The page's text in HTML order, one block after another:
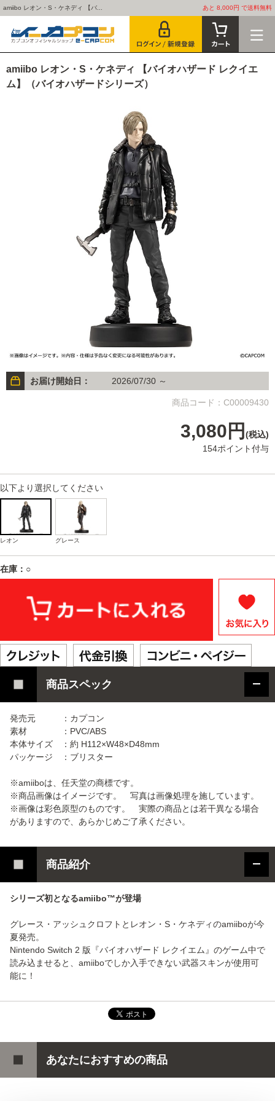
amiibo レオン・S・ケネディ 【バ... あと 8,000円 で送料無料
amiibo レオン・S・ケネディ 【バイオハザード レクイエ
ム】（バイオハザードシリーズ）
お届け開始日： 2026/07/30 ～
商品コード：C00009430
3,080円 (税込)
154ポイント付与
以下より選択してください
レオン グレース
在庫：○
商品スペック
発売元 ：カプコン
素材 ：PVC/ABS
本体サイズ ：約 H112×W48×D48mm
パッケージ ：ブリスター
※amiiboは、任天堂の商標です。
※商品画像はイメージです。 写真は画像処理を施しています。
※画像は彩色原型のものです。 実際の商品とは若干異なる場合
がありますので、あらかじめご了承ください。
商品紹介
シリーズ初となるamiibo™が登場
グレース・アッシュクロフトとレオン・S・ケネディのamiiboが今
夏発売。
Nintendo Switch 2 版『バイオハザード レクイエム』のゲーム中で
読み込ませると、amiiboでしか入手できない武器スキンが使用可
能に！
あなたにおすすめの商品